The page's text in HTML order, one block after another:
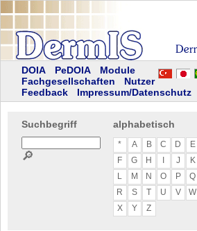
DOIA PeDOIA
Module
Fachgesellschaften
Nutzer
Feedback
Impressum/Datenschutz
Suchbegriff
🔎
alphabetisch
* A B C D
E
F
G H J
K
L
M N O P
Q
R
S T U V
W
X
Y Z